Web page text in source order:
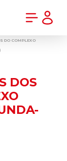
DO COMPLEXO
DOS